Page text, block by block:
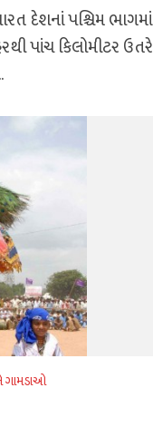
દેશનાં પશ્ચિમ ભાગમાં
પાંચ કિલોમીટર ઉતરે
ગામડાઓ